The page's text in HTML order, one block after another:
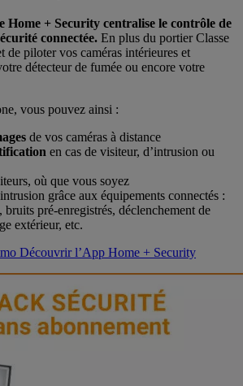
Home + Security centralise le contrôle de
connectée. En plus du portier Classe
de piloter vos caméras intérieures et
détecteur de fumée ou encore votre
vous pouvez ainsi :
de vos caméras à distance
en cas de visiteur, d’intrusion ou
où que vous soyez
grâce aux équipements connectés :
bruits pré-enregistrés, déclenchement de
extérieur, etc.
Découvrir l’App Home + Security